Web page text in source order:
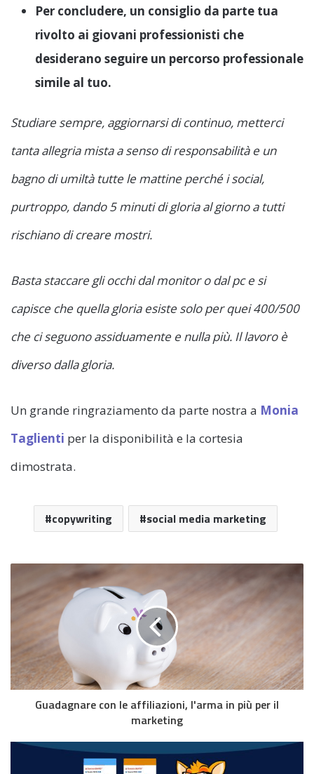
Per concludere, un consiglio da parte tua
rivolto ai giovani professionisti che
desiderano seguire un percorso professionale
simile al tuo.
Studiare sempre, aggiornarsi di continuo, metterci
tanta allegria mista a senso di responsabilità e un
bagno di umiltà tutte le mattine perché i social,
purtroppo, dando 5 minuti di gloria al giorno a tutti
rischiano di creare mostri.
Basta staccare gli occhi dal monitor o dal pc e si
capisce che quella gloria esiste solo per quei 400/500
che ci seguono assiduamente e nulla più. Il lavoro è
diverso dalla gloria.
Un grande ringraziamento da parte nostra a Monia
Taglienti per la disponibilità e la cortesia
dimostrata.
copywriting social media marketing
Guadagnare con le affiliazioni, l'arma in più per il
marketing